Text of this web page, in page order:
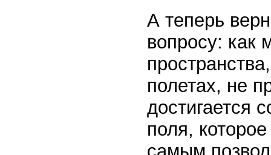
А теперь
вопросу: как
полетах, не
достигается
поля,